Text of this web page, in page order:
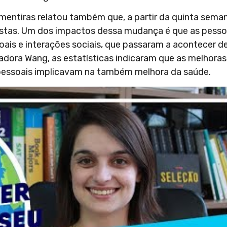
relatou também que, a partir da quinta
Um dos impactos dessa mudança é que as
e interações sociais, que passaram a acontecer
Wang, as estatísticas indicaram que as melhoras
implicavam na também melhora da saúde.